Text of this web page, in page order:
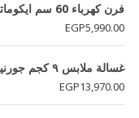
فرن كهرباء 60 سم ايكوماتيك
EGP5,990.00
غسالة ملابس ٩ كجم جورنيا 60 سم
EGP13,970.00